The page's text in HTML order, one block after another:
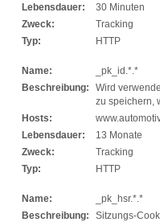
Lebensdauer:
30 Minuten
Zweck:
Tracking
Typ:
HTTP
Name:
_pk_id.*.*
Beschreibung:
Wird
zu speichern,
Hosts:
Lebensdauer:
13 Monate
Zweck:
Tracking
Typ:
HTTP
Name:
_pk_hsr.*.*
Beschreibung:
Sitzungs-